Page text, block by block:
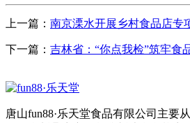
上一篇： 南京溧水开展乡村食品店专
下一篇： 吉林省：“你点我检”筑牢食
唐山fun88·乐天堂食品有限公司主要